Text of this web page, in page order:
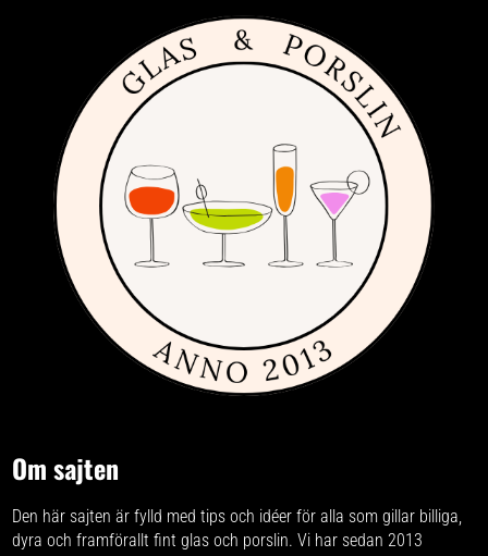
Om sajten
Den här sajten är fylld med tips och idéer för alla som gillar billiga,
dyra och framförallt fint glas och porslin. Vi har sedan 2013